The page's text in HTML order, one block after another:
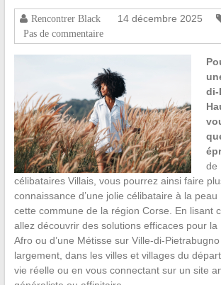
Rencontrer Black 14 décembre 2025
Pas de commentaire
di-
de
célibataires Villais, vous pourrez ainsi faire
connaissance d’une jolie célibataire à la
cette commune de la région Corse. En lisant
allez découvrir des solutions efficaces pour la
Afro ou d’une Métisse sur Ville-di-
largement, dans les villes et villages du
vie réelle ou en vous connectant sur un site